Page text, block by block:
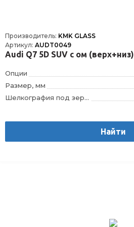
Производитель: KMK GLASS
Артикул: AUDT0049
Audi Q7 5D SUV с ом (верх+низ)
Опции
Размер, мм
Шелкография под зеркало заднего вида
Шелкография
Найти